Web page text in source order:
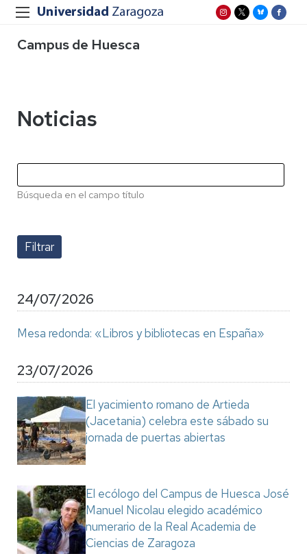
Campus de Huesca
Noticias
Búsqueda en el campo título
24/07/2026
Mesa redonda: «Libros y bibliotecas en España»
23/07/2026
El yacimiento romano de Artieda
(Jacetania) celebra este sábado su
jornada de puertas abiertas
El ecólogo del Campus de Huesca José
Manuel Nicolau elegido académico
numerario de la Real Academia de
Ciencias de Zaragoza